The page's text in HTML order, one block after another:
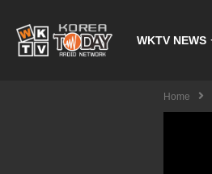
WKTV NEWS
Home